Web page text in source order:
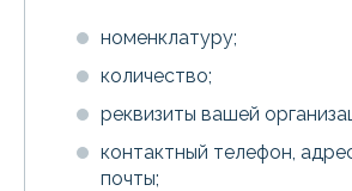
номенклатуру;
количество;
реквизиты вашей
контактный телефон,
почты;